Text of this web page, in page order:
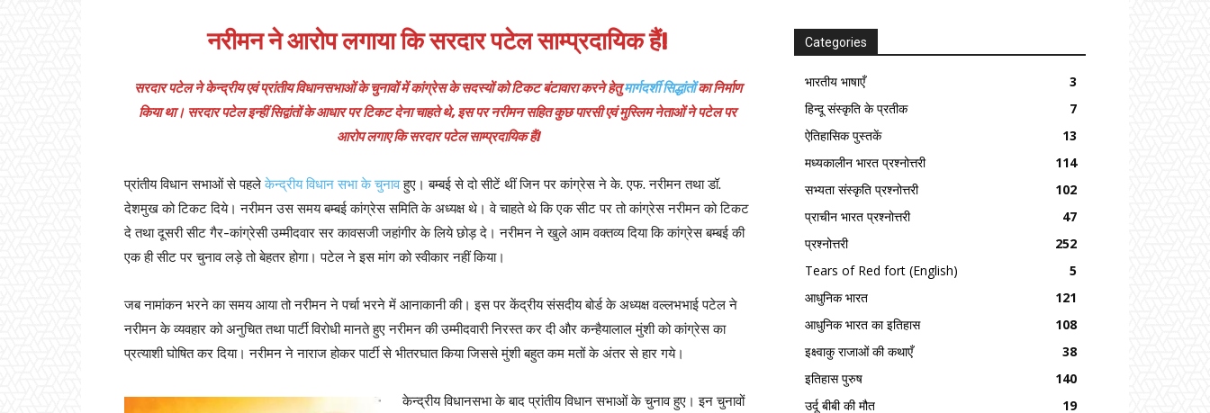
नरीमन ने आरोप लगाया कि सरदार पटेल साम्प्रदायिक हैं!
सरदार पटेल ने केन्द्रीय एवं प्रांतीय विधानसभाओं के चुनावों में कांग्रेस के सदस्यों को टिकट बंटावारा करने हेतुमार्गदर्शी सिद्धांतोंका निर्माण
किया था। सरदार पटेल इन्हीं सिद्वांतों के आधार पर टिकट देना चाहते थे, इस पर नरीमन सहित कुछपारसी एवं मुस्लिम नेताओं ने पटेल पर
आरोप लगाए कि सरदार पटेल साम्प्रदायिक हैं!
प्रांतीय विधान सभाओं से पहलेकेन्द्रीय विधान सभा के चुनावहुए। बम्बई से दो सीटें थीं जिन पर कांग्रेस ने के. एफ. नरीमन तथा डॉ.
देशमुख को टिकट दिये। नरीमन उस समय बम्बई कांग्रेस समिति के अध्यक्ष थे। वे चाहते थे कि एक सीट पर तो कांग्रेस नरीमन को टिकट
दे तथा दूसरी सीट गैर-कांग्रेसी उम्मीदवार सर कावसजी जहांगीर के लिये छोड़ दे। नरीमन ने खुले आम वक्तव्य दिया कि कांग्रेस बम्बई की
एक ही सीट पर चुनाव लड़े तो बेहतर होगा। पटेल ने इस मांग को स्वीकार नहीं किया।
जब नामांकन भरने का समय आया तो नरीमन ने पर्चा भरने में आनाकानी की। इस पर केंद्रीय संसदीय बोर्ड के अध्यक्ष वल्लभभाई पटेल ने
नरीमन के व्यवहार को अनुचित तथा पार्टी विरोधी मानते हुए नरीमन की उम्मीदवारी निरस्त कर दी और कन्हैयालाल मुंशी को कांग्रेस का
प्रत्याशी घोषित कर दिया। नरीमन ने नाराज होकर पार्टी से भीतरघात किया जिससे मुंशी बहुत कम मतों के अंतर से हार गये।
केन्द्रीय विधानसभा के बाद प्रांतीय विधान सभाओं के चुनाव हुए। इन चुनावों
Categories
भारतीय भाषाएँ
3
हिन्दू संस्कृति के प्रतीक
7
ऐतिहासिक पुस्तकें
13
मध्यकालीन भारत प्रश्नोत्तरी
114
सभ्यता संस्कृति प्रश्नोत्तरी
102
प्राचीन भारत प्रश्नोत्तरी
47
प्रश्नोत्तरी
252
Tears of Red fort (English)
5
आधुनिक भारत
121
आधुनिक भारत का इतिहास
108
इक्ष्वाकु राजाओं की कथाएँ
38
इतिहास पुरुष
140
उर्दू बीबी की मौत
19